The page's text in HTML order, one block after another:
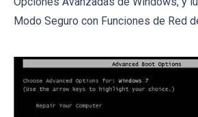
Modo Seguro con Funciones de Red